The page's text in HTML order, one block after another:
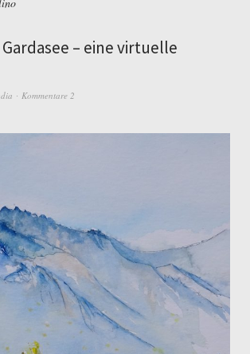
– eine virtuelle
Kommentare 2